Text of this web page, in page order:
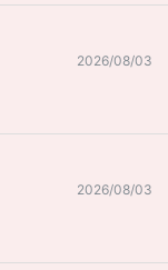
2026/08/03
2026/08/03